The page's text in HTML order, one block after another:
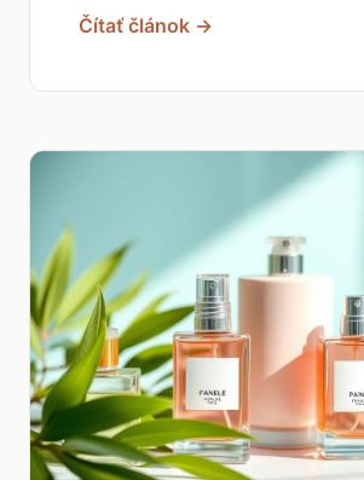
Čítať článok →